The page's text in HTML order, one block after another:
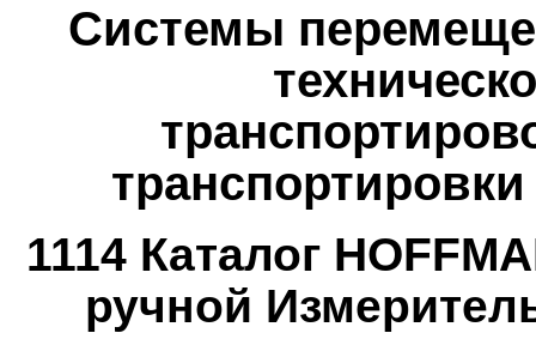
Системы
1114 Каталог
ручной